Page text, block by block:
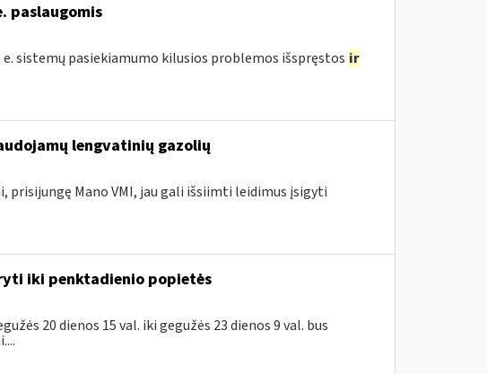
paslaugomis
sistemų pasiekiamumo kilusios problemos išspręstos ir
lengvatinių gazolių
prisijungę Mano VMI, jau gali išsiimti leidimus įsigyti
iki penktadienio popietės
20 dienos 15 val. iki gegužės 23 dienos 9 val. bus